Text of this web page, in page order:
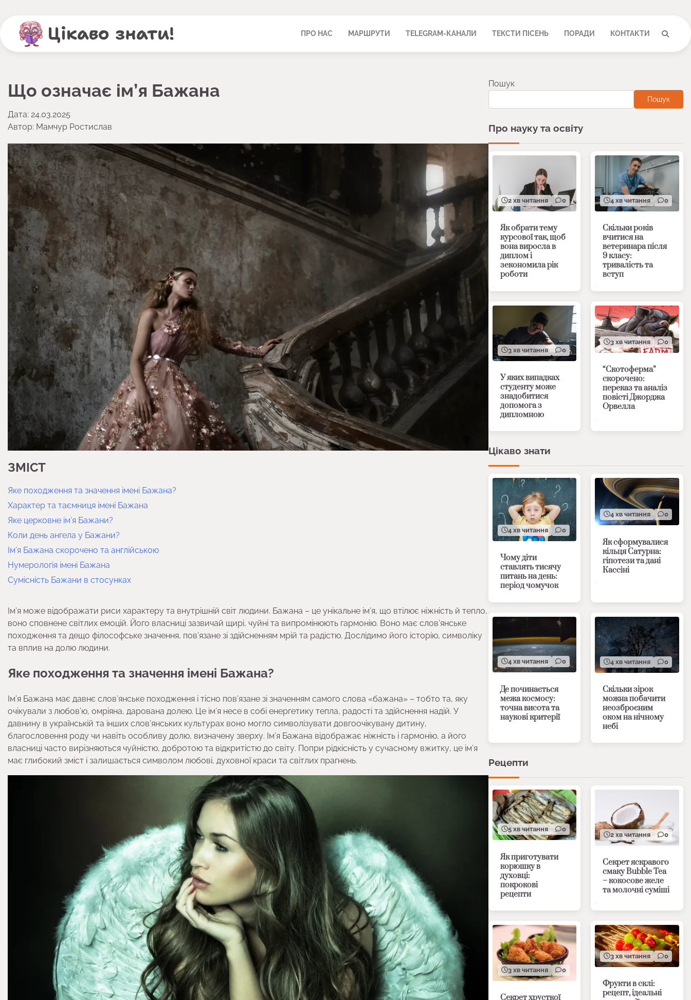
вмісту
Цікаво знати! ПРО НАС МАРШРУТИ TELEGRAM-КАНАЛИ ТЕКСТИ ПІСЕНЬ ПОРАДИ КОНТАКТИ
Що означає ім’я Бажана
Дата: 24.03.2025
Автор: Мамчур Ростислав
ЗМІСТ
Яке походження та значення імені Бажана?
Характер та таємниця імені Бажана
Яке церковне ім’я Бажани?
Коли день ангела у Бажани?
Ім’я Бажана скорочено та англійською
Нумерологія імені Бажана
Сумісність Бажани в стосунках
Ім’я може відображати риси характеру та внутрішній світ людини. Бажана – це унікальне ім’я, що втілює ніжність й тепло,
воно сповнене світлих емоцій. Його власниці зазвичай щирі, чуйні та випромінюють гармонію. Воно має слов’янське
походження та дещо філософське значення, пов’язане зі здійсненням мрій та радістю. Дослідимо його історію, символіку
та вплив на долю людини.
Яке походження та значення імені Бажана?
Ім’я Бажана має давнє слов’янське походження і тісно пов’язане зі значенням самого слова «бажана» – тобто та, яку
очікували з любов’ю, омріяна, дарована долею. Це ім’я несе в собі енергетику тепла, радості та здійснення надій. У
давнину в українській та інших слов’янських культурах воно могло символізувати довгоочікувану дитину,
благословення роду чи навіть особливу долю, визначену зверху. Ім’я Бажана відображає ніжність і гармонію, а його
власниці часто вирізняються чуйністю, добротою та відкритістю до світу. Попри рідкісність у сучасному вжитку, це ім’я
має глибокий зміст і залишається символом любові, духовної краси та світлих прагнень.
Пошук
Пошук
Про науку та освіту
2 хв читання 0
Як обрати тему
курсової так, щоб
вона виросла в
диплом і
зекономила рік
роботи
4 хв читання 0
Скільки років
вчитися на
ветеринара після
9 класу:
тривалість та
вступ
3 хв читання 0
У яких випадках
студенту може
знадобитися
допомога з
дипломною
3 хв читання 0
“Скотоферма”
скорочено:
переказ та аналіз
повісті Джорджа
Орвелла
Цікаво знати
4 хв читання 0
Чому діти
ставлять тисячу
питань на день:
період чомучок
4 хв читання 0
Як сформувалися
кільця Сатурна:
гіпотези та дані
Кассіні
4 хв читання 0
Де починається
межа космосу:
точна висота та
наукові критерії
4 хв читання 0
Скільки зірок
можна побачити
неозброєним
оком на нічному
небі
Рецепти
5 хв читання 0
Як приготувати
корюшку в
духовці:
покрокові
рецепти
2 хв читання 0
Секрет яскравого
смаку Bubble Tea
– кокосове желе
та молочні суміші
3 хв читання 0
Секрет хрусткої
3 хв читання 0
Фрукти в склі:
рецепт, ідеальні